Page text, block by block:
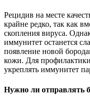
Рецидив на месте
крайне редко, так как
скопления вируса.
иммунитет останется
появление новой
кожи. Для
укреплять иммунитет
Нужно ли отправлять